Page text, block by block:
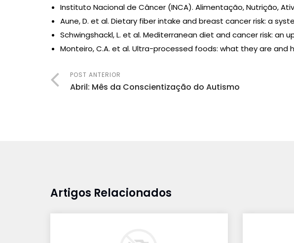
Instituto Nacional de Câncer (INCA). Alimentação, Nutrição,
Aune, D. et al. Dietary fiber intake and breast cancer risk: a
Schwingshackl, L. et al. Mediterranean diet and cancer risk:
Monteiro, C.A. et al. Ultra-processed foods: what they are and
POST ANTERIOR
Abril: Mês da Conscientização do Autismo
Artigos Relacionados